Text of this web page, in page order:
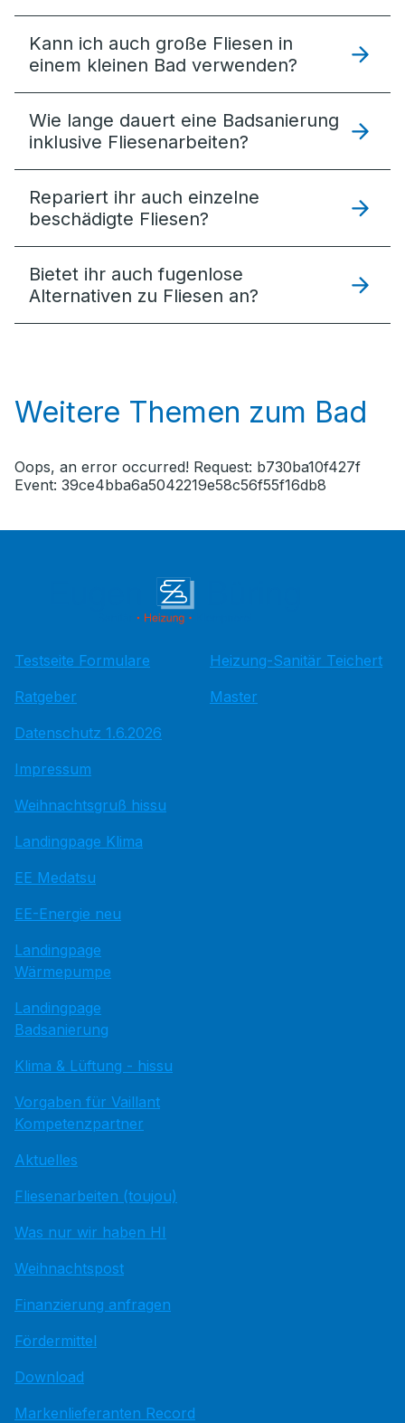
Kann ich auch große Fliesen in
einem kleinen Bad verwenden?
Wie lange dauert eine Badsanierung
inklusive Fliesenarbeiten?
Repariert ihr auch einzelne
beschädigte Fliesen?
Bietet ihr auch fugenlose
Alternativen zu Fliesen an?
Weitere Themen zum Bad
Oops, an error occurred! Request: b730ba10f427f
Event: 39ce4bba6a5042219e58c56f55f16db8
Testseite Formulare
Ratgeber
Datenschutz 1.6.2026
Impressum
Weihnachtsgruß hissu
Landingpage Klima
EE Medatsu
EE-Energie neu
Landingpage
Wärmepumpe
Landingpage
Badsanierung
Klima & Lüftung - hissu
Vorgaben für Vaillant
Kompetenzpartner
Aktuelles
Fliesenarbeiten (toujou)
Was nur wir haben HI
Weihnachtspost
Finanzierung anfragen
Fördermittel
Download
Markenlieferanten Record
Heizung-Sanitär Teichert
Master